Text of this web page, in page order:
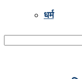
धर्म